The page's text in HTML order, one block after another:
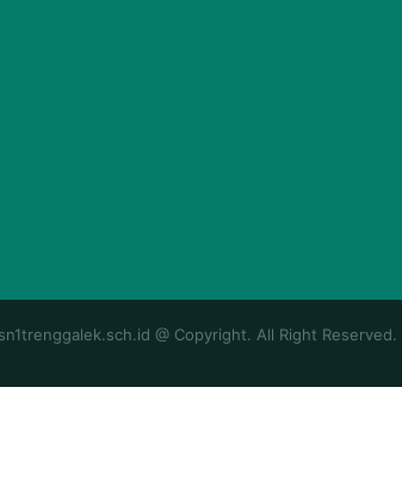
@ Copyright. All Right Reserved.